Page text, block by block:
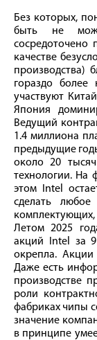
Без которых,
быть не
сосредоточено
качестве
производства)
гораздо более
участвуют
Япония
Ведущий
1.4 миллиона
предыдущие
около 20
технологии. На
этом Intel
сделать любое
Летом 2025
акций Intel за
окрепла.
Даже есть
производстве
роли
фабриках чипы
значение
в принципе